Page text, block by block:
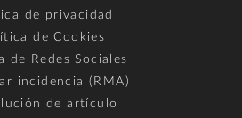
de privacidad
de Cookies
de Redes Sociales
incidencia (RMA)
de artículo